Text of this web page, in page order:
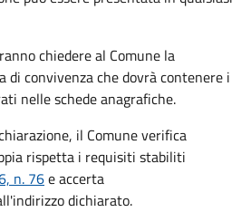
chiedere al Comune la
di convivenza che dovrà contenere i
nelle schede anagrafiche.
il Comune verifica
rispetta i requisiti stabiliti
n. 76e accerta
dichiarato.